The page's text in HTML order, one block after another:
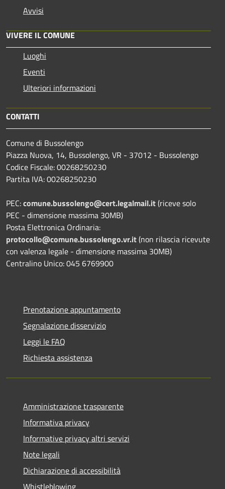
Avvisi
VIVERE IL COMUNE
Luoghi
Eventi
Ulteriori informazioni
CONTATTI
Comune di Bussolengo
Piazza Nuova, 14, Bussolengo, VR - 37012 - Bussolengo
Codice Fiscale: 00268250230
Partita IVA: 00268250230
PEC:comune.bussolengo@cert.legalmail.it(riceve solo
PEC - dimensione massima 30MB)
Posta Elettronica Ordinaria:
protocollo@comune.bussolengo.vr.it(non rilascia ricevute
con valenza legale - dimensione massima 30MB)
Centralino Unico: 045 6769900
Prenotazione appuntamento
Segnalazione disservizio
Leggi le FAQ
Richiesta assistenza
Amministrazione trasparente
Informativa privacy
Informative privacy altri servizi
Note legali
Dichiarazione di accessibilità
Whistleblowing